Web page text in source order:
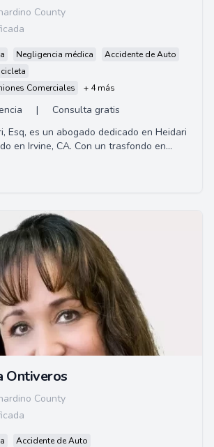
County
Negligencia médica
Accidente de Auto
Comerciales
+ 4 más
|
Consulta gratis
Esq, es un abogado dedicado en Heidari
en Irvine, CA. Con un trasfondo en
Ontiveros
County
Accidente de Auto